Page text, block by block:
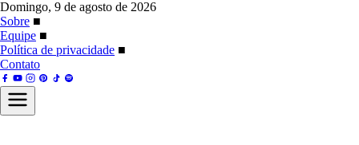
Domingo, 9 de agosto de 2026
Sobre ■
Equipe ■
Política de privacidade ■
Contato